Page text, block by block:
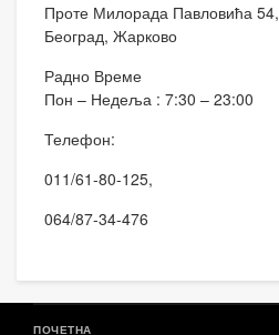
Проте Милорада Павловића 54,
Београд, Жарково
Радно Време
Пон – Недеља : 7:30 – 23:00
Телефон:
011/61-80-125,
064/87-34-476
ПОЧЕТНА